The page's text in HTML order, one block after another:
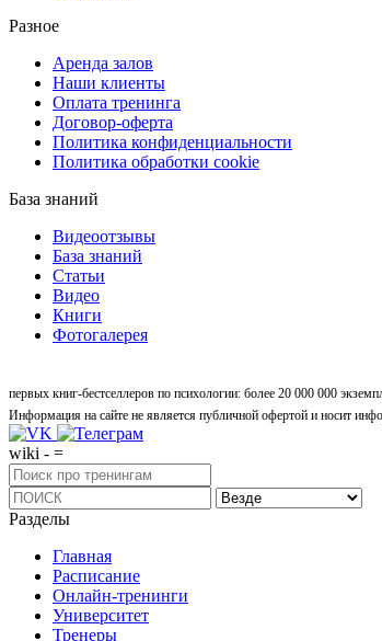
Разное
Аренда залов
Наши клиенты
Оплата тренинга
Договор-оферта
Политика конфиденциальности
Политика обработки cookie
База знаний
Видеоотзывы
База знаний
Статьи
Видео
Книги
Фотогалерея
первых книг-бестселлеров по психологии: более 20 000 000
Информация на сайте не является публичной офертой и носит
wiki - =
Разделы
Главная
Расписание
Онлайн-тренинги
Университет
Тренеры